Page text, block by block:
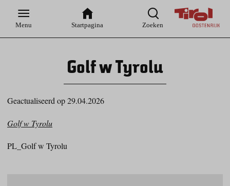
Hauptnavigation
Inhaltsbereich
Menu Startpagina Zoeken
Golf w Tyrolu
Geactualiseerd op 29.04.2026
Golf w Tyrolu
PL_Golf w Tyrolu